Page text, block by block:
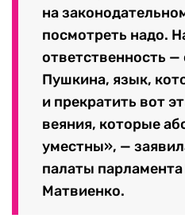
на
посмотреть надо.
ответственность —
Пушкина, язык,
и прекратить вот
веяния, которые
уместны», —
палаты
Матвиенко.